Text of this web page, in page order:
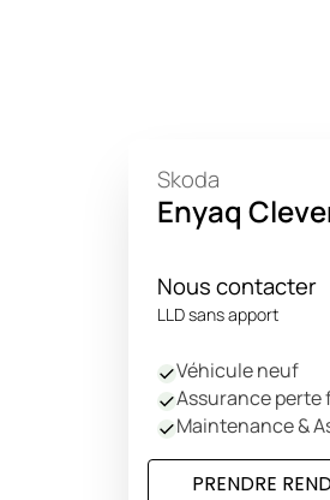
Skoda
Enyaq
Nous contacter
LLD sans apport
Véhicule neuf
Assurance perte
Maintenance &
PRENDRE